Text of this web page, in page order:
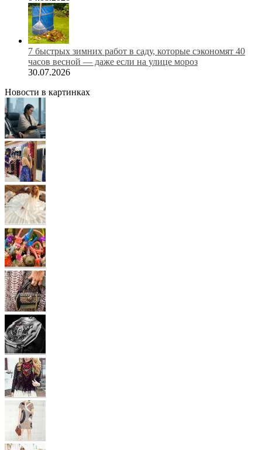
7 быстрых зимних работ в саду, которые сэкономят 40
часов весной — даже если на улице мороз
30.07.2026
Новости в картинках